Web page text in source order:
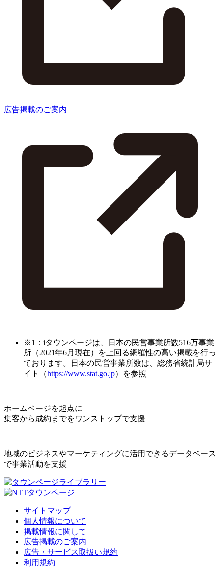
広告掲載のご案内
※1：iタウンページは、日本の民営事業所数516万事業
所（2021年6月現在）を上回る網羅性の高い掲載を行っ
ております。日本の民営事業所数は、総務省統計局サ
イト（https://www.stat.go.jp）を参照
ホームページを起点に
集客から成約までをワンストップで支援
地域のビジネスやマーケティングに活用できるデータベース
で事業活動を支援
サイトマップ
個人情報について
掲載情報に関して
広告掲載のご案内
広告・サービス取扱い規約
利用規約